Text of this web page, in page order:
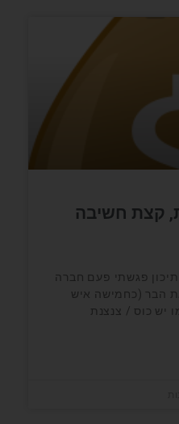
קצת חשיבה
פגשתי פעם חברה
הבר (כחמישה איש
יש כוס / צנצנת